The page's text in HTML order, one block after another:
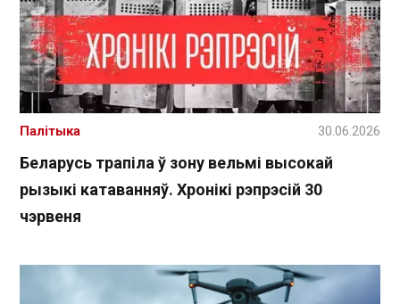
Беларусь трапіла ў зону вельмі высокай
рызыкі катаванняў. Хронікі рэпрэсій 30
чэрвеня
Палітыка 30.06.2026